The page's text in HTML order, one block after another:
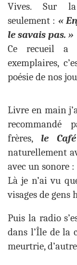
Vives. Sur
seulement : «
le savais pas. »
Ce recueil a
exemplaires,
poésie de nos
Livre en main
recommandé
frères, le
naturellement
avec un sonore :
Là je n’ai vu
visages de gens
Puis la radio
dans l’Île de la
meurtrie,